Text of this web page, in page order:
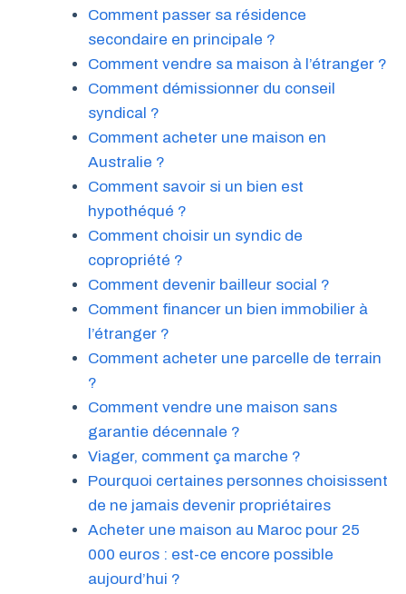
Comment passer sa résidence
secondaire en principale ?
Comment vendre sa maison à l’étranger ?
Comment démissionner du conseil
syndical ?
Comment acheter une maison en
Australie ?
Comment savoir si un bien est
hypothéqué ?
Comment choisir un syndic de
copropriété ?
Comment devenir bailleur social ?
Comment financer un bien immobilier à
l’étranger ?
Comment acheter une parcelle de terrain
?
Comment vendre une maison sans
garantie décennale ?
Viager, comment ça marche ?
Pourquoi certaines personnes choisissent
de ne jamais devenir propriétaires
Acheter une maison au Maroc pour 25
000 euros : est-ce encore possible
aujourd’hui ?